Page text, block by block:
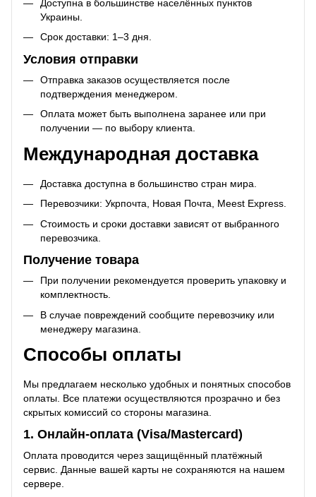
Доступна в большинстве населённых пунктов
Украины.
Срок доставки: 1–3 дня.
Условия отправки
Отправка заказов осуществляется после
подтверждения менеджером.
Оплата может быть выполнена заранее или при
получении — по выбору клиента.
Международная доставка
Доставка доступна в большинство стран мира.
Перевозчики: Укрпочта, Новая Почта, Meest Express.
Стоимость и сроки доставки зависят от выбранного
перевозчика.
Получение товара
При получении рекомендуется проверить упаковку и
комплектность.
В случае повреждений сообщите перевозчику или
менеджеру магазина.
Способы оплаты
Мы предлагаем несколько удобных и понятных способов
оплаты. Все платежи осуществляются прозрачно и без
скрытых комиссий со стороны магазина.
1. Онлайн-оплата (Visa/Mastercard)
Оплата проводится через защищённый платёжный
сервис. Данные вашей карты не сохраняются на нашем
сервере.